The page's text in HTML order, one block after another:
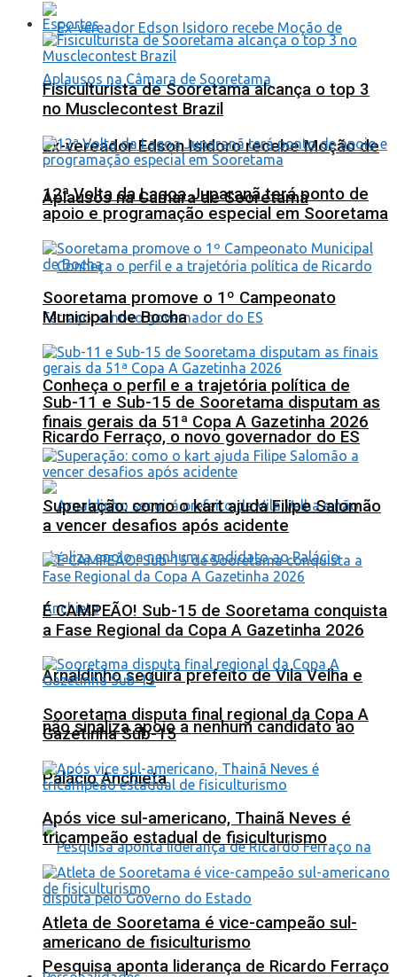
Ex-vereador Edson Isidoro recebe Moção de
Aplausos na Câmara de Sooretama
Conheça o perfil e a trajetória política de
Ricardo Ferraço, o novo governador do ES
Arnaldinho seguirá prefeito de Vila Velha e
não sinaliza apoio a nenhum candidato ao
Palácio Anchieta
Pesquisa aponta liderança de Ricardo Ferraço
Esportes
Fisiculturista de Sooretama alcança o top 3
no Musclecontest Brazil
12ª Volta da Lagoa Juparanã terá ponto de
apoio e programação especial em Sooretama
Sooretama promove o 1º Campeonato
Municipal de Bocha
Sub-11 e Sub-15 de Sooretama disputam as
finais gerais da 51ª Copa A Gazetinha 2026
Superação: como o kart ajuda Filipe Salomão
a vencer desafios após acidente
É CAMPEÃO! Sub-15 de Sooretama conquista
a Fase Regional da Copa A Gazetinha 2026
Sooretama disputa final regional da Copa A
Gazetinha Sub-15
Após vice sul-americano, Thainã Neves é
tricampeão estadual de fisiculturismo
Atleta de Sooretama é vice-campeão sul-
americano de fisiculturismo